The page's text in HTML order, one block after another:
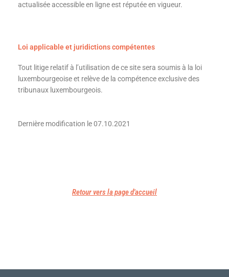
actualisée accessible en ligne est réputée en vigueur.
Loi applicable et juridictions compétentes
Tout litige relatif à l’utilisation de ce site sera soumis à la loi
luxembourgeoise et relève de la compétence exclusive des
tribunaux luxembourgeois.
Dernière modification le 07.10.2021
Retour vers la page d'accueil